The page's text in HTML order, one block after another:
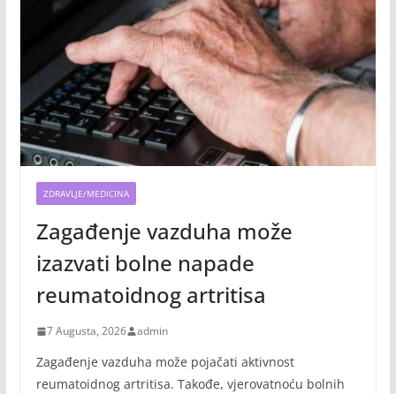
ZDRAVLJE/MEDICINA
Zagađenje vazduha može
izazvati bolne napade
reumatoidnog artritisa
7 Augusta, 2026 admin
Zagađenje vazduha može pojačati aktivnost
reumatoidnog artritisa. Takođe, vjerovatnoću bolnih